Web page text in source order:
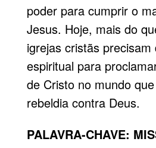
poder para cumprir o
Jesus. Hoje, mais do
igrejas cristãs
espiritual para
de Cristo no mundo
rebeldia contra Deus.
PALAVRA-CHAVE: